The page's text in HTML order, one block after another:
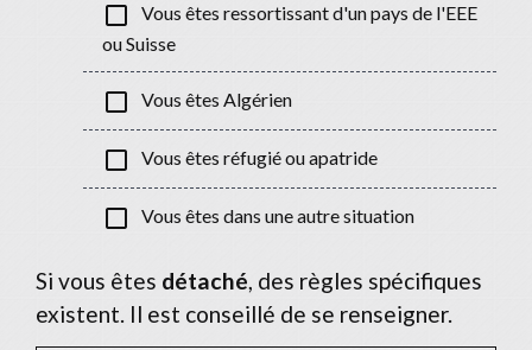
check_box_outline_blank
Vous êtes ressortissant d'un pays de l'EEE
ou Suisse
check_box_outline_blank Vous êtes Algérien
check_box_outline_blank Vous êtes réfugié ou apatride
check_box_outline_blank Vous êtes dans une autre situation
Si vous êtes détaché, des règles spécifiques
existent. Il est conseillé de se renseigner.